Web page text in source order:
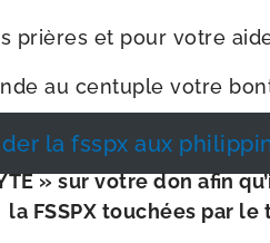
prières et pour votre
au cen­tuple votre
la fsspx aux
» sur votre don afin
la FSSPX tou­chées par le